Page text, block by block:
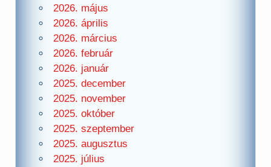
2026. május
2026. április
2026. március
2026. február
2026. január
2025. december
2025. november
2025. október
2025. szeptember
2025. augusztus
2025. július